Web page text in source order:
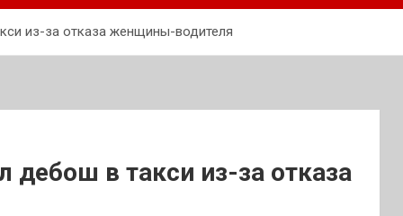
из-за отказа женщины-водителя
дебош в такси из-за отказа